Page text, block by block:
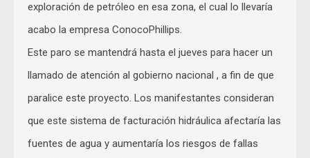
exploración de petróleo en esa zona, el cual lo llevaría
acabo la empresa ConocoPhillips.
Este paro se mantendrá hasta el jueves para hacer un
llamado de atención al gobierno nacional , a fin de que
paralice este proyecto. Los manifestantes consideran
que este sistema de facturación hidráulica afectaría las
fuentes de agua y aumentaría los riesgos de fallas